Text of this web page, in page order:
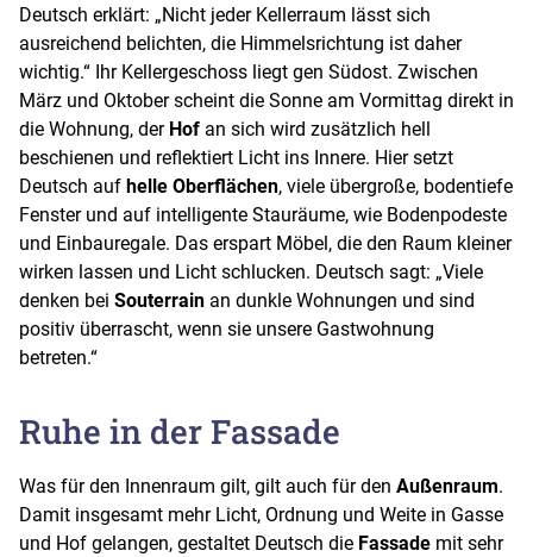
Deutsch erklärt: „Nicht jeder Kellerraum lässt sich
ausreichend belichten, die Himmelsrichtung ist daher
wichtig.“ Ihr Kellergeschoss liegt gen Südost. Zwischen
März und Oktober scheint die Sonne am Vormittag direkt in
die Wohnung, der Hof an sich wird zusätzlich hell
beschienen und reflektiert Licht ins Innere. Hier setzt
Deutsch auf helle Oberflächen, viele übergroße, bodentiefe
Fenster und auf intelligente Stauräume, wie Bodenpodeste
und Einbauregale. Das erspart Möbel, die den Raum kleiner
wirken lassen und Licht schlucken. Deutsch sagt: „Viele
denken bei Souterrain an dunkle Wohnungen und sind
positiv überrascht, wenn sie unsere Gastwohnung
betreten.“
Ruhe in der Fassade
Was für den Innenraum gilt, gilt auch für den Außenraum.
Damit insgesamt mehr Licht, Ordnung und Weite in Gasse
und Hof gelangen, gestaltet Deutsch die Fassade mit sehr